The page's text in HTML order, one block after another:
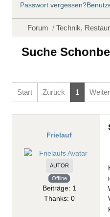
Passwort vergessen?
Forum Technik,
Suche
Start Zurück 1 Weiter
Frielauf
AUTOR
Offline
Beiträge: 1
Thanks: 0